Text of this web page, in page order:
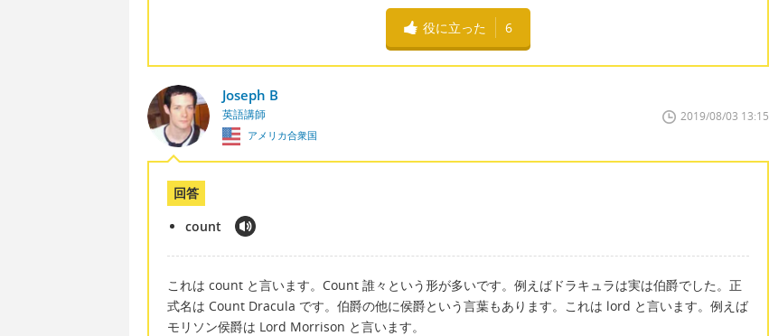
役に立った 6
Joseph B
英語講師
アメリカ合衆国
2019/08/03 13:15
回答
count
これは count と言います。Count 誰々という形が多いです。例えばドラキュラは実は伯爵でした。正
式名は Count Dracula です。伯爵の他に侯爵という言葉もあります。これは lord と言います。例えば
モリソン侯爵は Lord Morrison と言います。